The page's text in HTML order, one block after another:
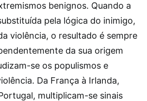
benignos. Quando a
pela lógica do inimigo,
violência, o resultado é sempre
da sua origem
se os populismos e
Da França à Irlanda,
multiplicam-se sinais